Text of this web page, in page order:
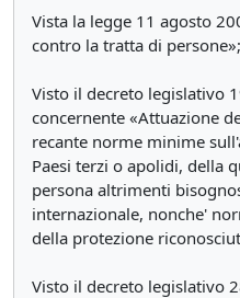
Vista la legge 11 agosto
contro la tratta di persone»;
Visto il decreto legislativo
concernente «Attuazione
recante norme minime
Paesi terzi o apolidi, della
persona altrimenti
internazionale, nonche'
della protezione
Visto il decreto legislativo